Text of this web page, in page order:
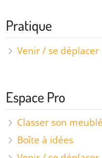
Pratique
Venir / se déplacer
Espace Pro
Classer son
Boîte à idées